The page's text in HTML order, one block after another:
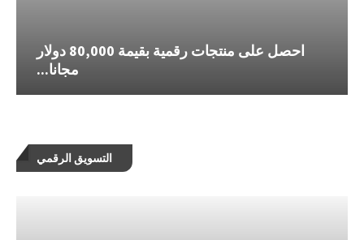
التسويق الرقمي
احصل على منتجات رقمية بقيمة 80,000 دولار
مجانا...